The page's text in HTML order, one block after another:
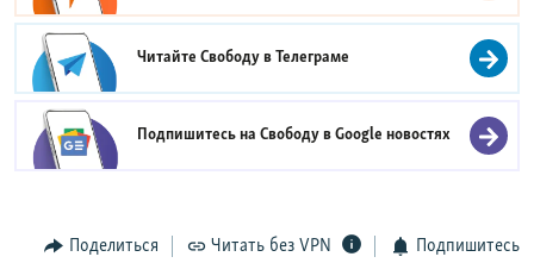
Читайте Свободу вТелеграме
Подпишитесь на Свободу вGoogle новостях
Поделиться Читать без VPN Подпишитесь